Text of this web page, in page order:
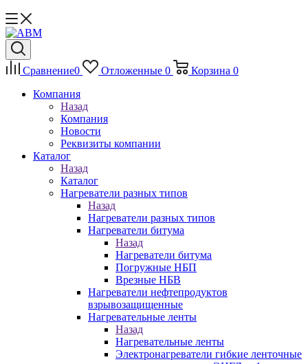
Сравнение0 Отложенные 0 Корзина 0
Компания
Назад
Компания
Новости
Реквизиты компании
Каталог
Назад
Каталог
Нагреватели разных типов
Назад
Нагреватели разных типов
Нагреватели битума
Назад
Нагреватели битума
Погружные НБП
Врезные НБВ
Нагреватели нефтепродуктов
взрывозащищенные
Нагревательные ленты
Назад
Нагревательные ленты
Электронагреватели гибкие ленточные